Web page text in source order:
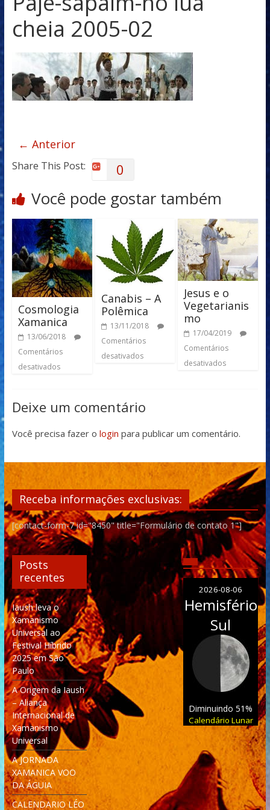
cheia 2005-02
← Anterior
Share This Post: 0
Você pode gostar também
Cosmologia
Xamanica
13/06/2018
Comentários
desativados
Canabis – A
Polêmica
13/11/2018
Comentários
desativados
Jesus e o
Vegetarianis
mo
17/04/2019
Comentários
desativados
Deixe um comentário
Você precisa fazer o login para publicar um comentário.
Receba informações exclusivas:
[contact-form-7 id="8450" title="Formulário de contato 1"]
Posts
recentes
Iaush leva o
Xamanismo
Universal ao
Festival Híbrido
2025 em São
Paulo
A Origem da Iaush
– Aliança
Internacional de
Xamanismo
Universal
A JORNADA
XAMANICA VOO
DA ÁGUIA
CALENDARIO LÉO
2026-08-06
Hemisfério
Sul
Diminuindo 51%
Calendário Lunar